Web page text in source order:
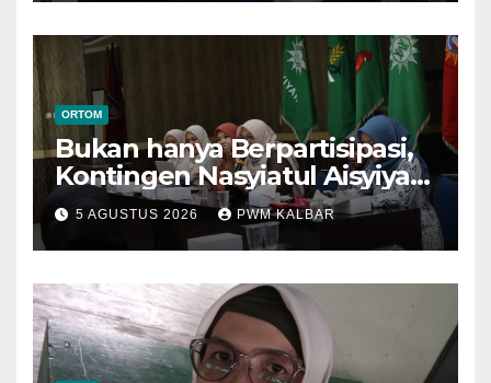
ORTOM
Bukan hanya Berpartisipasi,
Kontingen Nasyiatul Aisyiyah
Kalbar Perjuangkan Program
di Muktamar XV
5 AGUSTUS 2026 PWM KALBAR